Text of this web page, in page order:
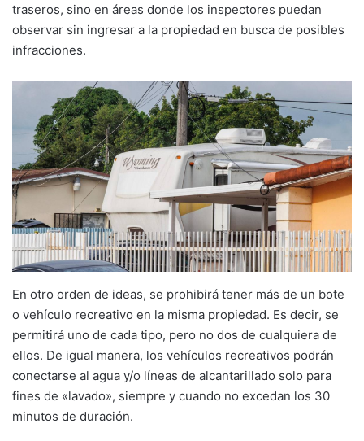
traseros, sino en áreas donde los inspectores puedan
observar sin ingresar a la propiedad en busca de posibles
infracciones.
En otro orden de ideas, se prohibirá tener más de un bote
o vehículo recreativo en la misma propiedad. Es decir, se
permitirá uno de cada tipo, pero no dos de cualquiera de
ellos. De igual manera, los vehículos recreativos podrán
conectarse al agua y/o líneas de alcantarillado solo para
fines de «lavado», siempre y cuando no excedan los 30
minutos de duración.